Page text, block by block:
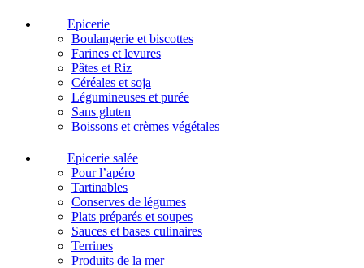
Epicerie
Boulangerie et biscottes
Farines et levures
Pâtes et Riz
Céréales et soja
Légumineuses et purée
Sans gluten
Boissons et crèmes végétales
Epicerie salée
Pour l’apéro
Tartinables
Conserves de légumes
Plats préparés et soupes
Sauces et bases culinaires
Terrines
Produits de la mer